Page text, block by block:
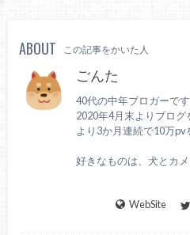
ABOUT この記事をかいた人
ごんた
40代の中年ブロガーです
2020年4月末よりブロ
より3か月連続で10万pv
好きなものは、犬とカメ
WebSite